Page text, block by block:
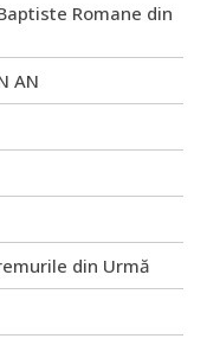
Romane din
AN
din Urmă